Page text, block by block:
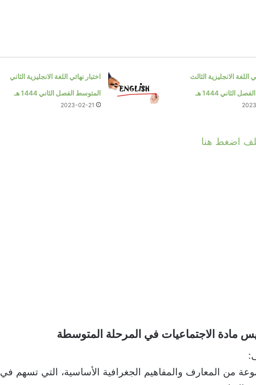
اللغة الانجليزية الثالث
الثاني 1444 هـ
اختبار نهائي اللغة الانجليزية الثاني
المتوسط الفصل الثاني 1444 هـ
2023-02-21
اضغط هنا
مادة الاجتماعيات في المرحلة المتوسطة​
من المعارف والمفاهيم الجغرافية الأساسية، التي تسهم في